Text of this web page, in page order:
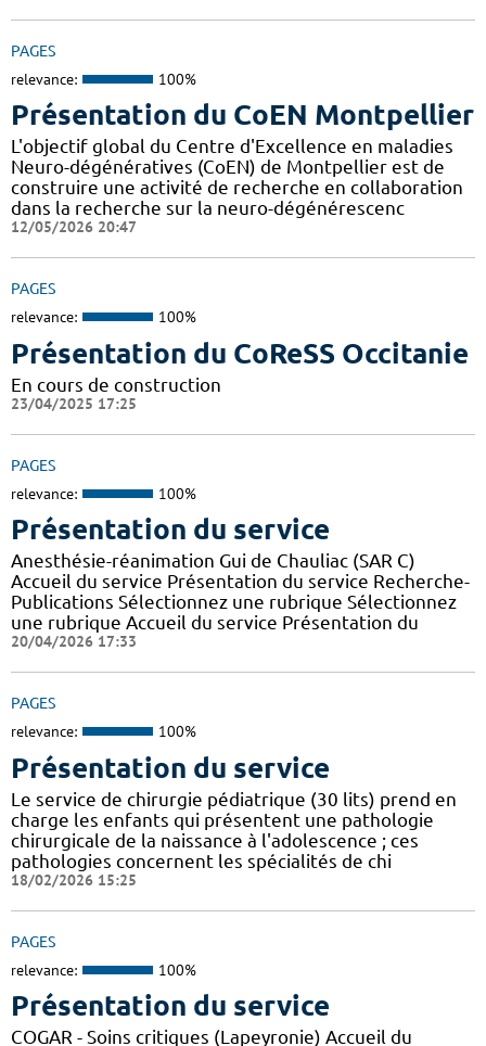
PAGES
relevance: 100%
Présentation du CoEN Montpellier
L'objectif global du Centre d'Excellence en maladies
Neuro-dégénératives (CoEN) de Montpellier est de
construire une activité de recherche en collaboration
dans la recherche sur la neuro-dégénérescenc
12/05/2026 20:47
PAGES
relevance: 100%
Présentation du CoReSS Occitanie
En cours de construction
23/04/2025 17:25
PAGES
relevance: 100%
Présentation du service
Anesthésie-réanimation Gui de Chauliac (SAR C)
Accueil du service Présentation du service Recherche-
Publications Sélectionnez une rubrique Sélectionnez
une rubrique Accueil du service Présentation du
20/04/2026 17:33
PAGES
relevance: 100%
Présentation du service
Le service de chirurgie pédiatrique (30 lits) prend en
charge les enfants qui présentent une pathologie
chirurgicale de la naissance à l'adolescence ; ces
pathologies concernent les spécialités de chi
18/02/2026 15:25
PAGES
relevance: 100%
Présentation du service
COGAR - Soins critiques (Lapeyronie) Accueil du